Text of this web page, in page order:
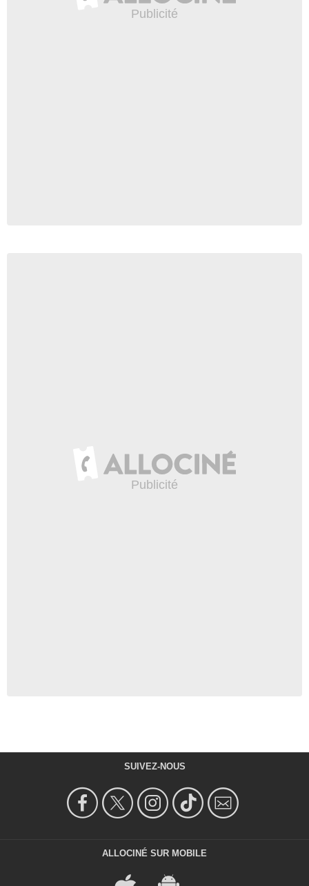
SUIVEZ-NOUS
ALLOCINÉ SUR MOBILE